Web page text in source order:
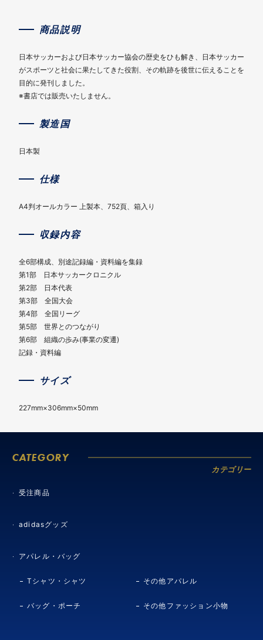
商品説明
日本サッカーおよび日本サッカー協会の歴史をひも解き、日本サッカー
がスポーツと社会に果たしてきた役割、その軌跡を後世に伝えることを
目的に発刊しました。
※書店では販売いたしません。
製造国
日本製
仕様
A4判オールカラー 上製本、752頁、箱入り
収録内容
全6部構成、別途記録編・資料編を集録
第1部 日本サッカークロニクル
第2部 日本代表
第3部 全国大会
第4部 全国リーグ
第5部 世界とのつながり
第6部 組織の歩み(事業の変遷)
記録・資料編
サイズ
227mm×306mm×50mm
CATEGORY
カテゴリー
受注商品
adidasグッズ
アパレル・バッグ
Tシャツ・シャツ その他アパレル
バッグ・ポーチ その他ファッション小物